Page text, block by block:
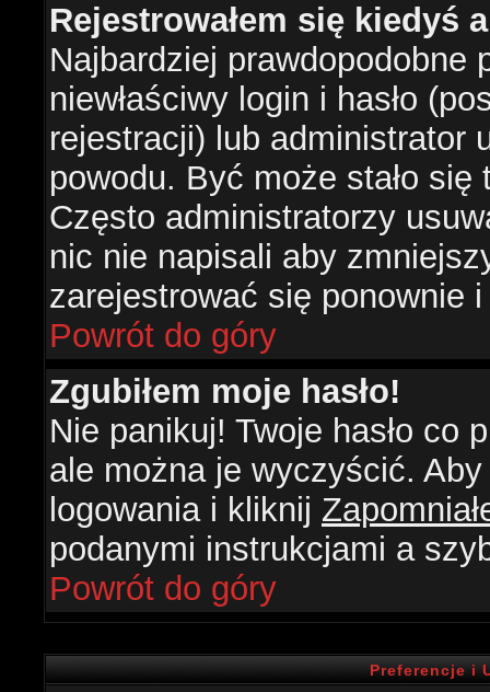
Rejestrowałem się kiedyś
Najbardziej prawdopodobne
niewłaściwy login i hasło
rejestracji) lub administrator
powodu. Być może stało
Często administratorzy
nic nie napisali aby
zarejestrować się ponownie
Powrót do góry
Zgubiłem moje hasło!
Nie panikuj! Twoje hasło co
ale można je wyczyścić.
logowania i kliknij
podanymi instrukcjami a
Powrót do góry
Preferencje i